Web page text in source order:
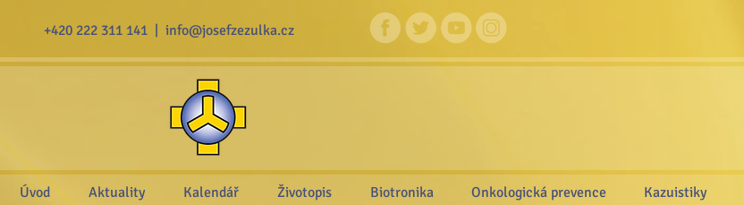
+420 222 311 141 | info@josefzezulka.cz
Úvod Aktuality Kalendář Životopis Biotronika Onkologická prevence Kazuistiky